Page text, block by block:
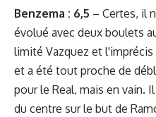
Benzema : 6,5 – Certes, il
évolué avec deux boulets
limité Vazquez et
et a été tout proche de
pour le Real, mais en vain.
du centre sur le but de